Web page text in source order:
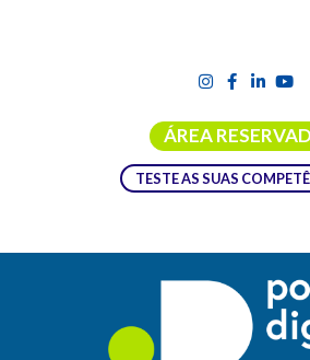
ÁREA
TESTE AS SUAS